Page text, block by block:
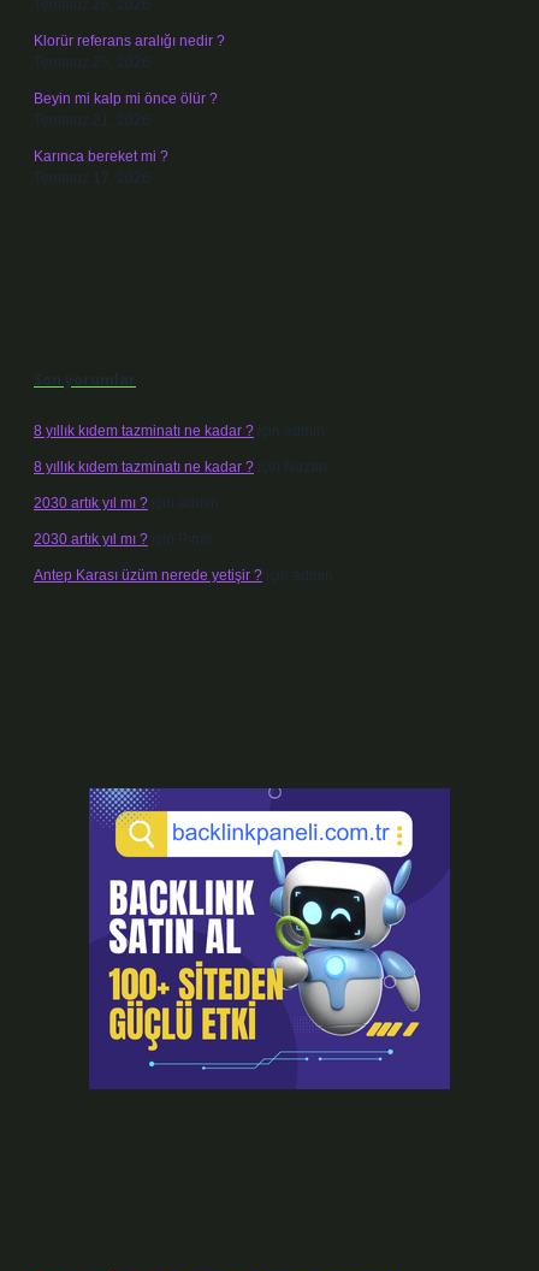
Temmuz 26, 2026
Klorür referans aralığı nedir ?
Temmuz 25, 2026
Beyin mi kalp mi önce ölür ?
Temmuz 21, 2026
Karınca bereket mi ?
Temmuz 17, 2026
Son yorumlar
8 yıllık kıdem tazminatı ne kadar ? için admin
8 yıllık kıdem tazminatı ne kadar ? için Nazan
2030 artık yıl mı ? için admin
2030 artık yıl mı ? için Pınar
Antep Karası üzüm nerede yetişir ? için admin